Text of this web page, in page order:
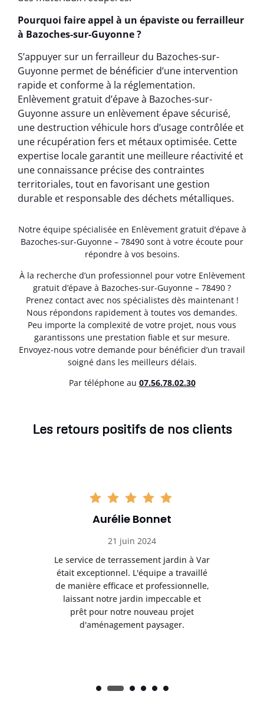
Pourquoi faire appel à un épaviste ou ferrailleur
à Bazoches-sur-Guyonne ?
S’appuyer sur un ferrailleur du Bazoches-sur-
Guyonne permet de bénéficier d’une intervention
rapide et conforme à la réglementation.
Enlèvement gratuit d’épave à Bazoches-sur-
Guyonne assure un enlèvement épave sécurisé,
une destruction véhicule hors d’usage contrôlée et
une récupération fers et métaux optimisée. Cette
expertise locale garantit une meilleure réactivité et
une connaissance précise des contraintes
territoriales, tout en favorisant une gestion
durable et responsable des déchets métalliques.
Notre équipe spécialisée en Enlèvement gratuit d’épave à
Bazoches-sur-Guyonne – 78490 sont à votre écoute pour
répondre à vos besoins.
À la recherche d’un professionnel pour votre Enlèvement
gratuit d’épave à Bazoches-sur-Guyonne – 78490 ?
Prenez contact avec nos spécialistes dès maintenant !
Nous répondons rapidement à toutes vos demandes.
Peu importe la complexité de votre projet, nous vous
garantissons une prestation fiable et sur mesure.
Envoyez-nous votre demande pour bénéficier d’un travail
soigné dans les meilleurs délais.
Par téléphone au 07.56.78.02.30
Les retours positifs de nos clients
Aurélie Bonnet
21 juin 2024
Le service de terrassement jardin à Var
était exceptionnel. L'équipe a travaillé
de manière efficace et professionnelle,
laissant notre jardin impeccable et
prêt pour notre nouveau projet
d'aménagement paysager.